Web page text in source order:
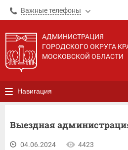
Важные телефоны
АДМИНИСТРАЦИЯ
ГОРОДСКОГО ОКРУГА
МОСКОВСКОЙ ОБЛАСТИ
Навигация
Выездная
04.06.2024 4423